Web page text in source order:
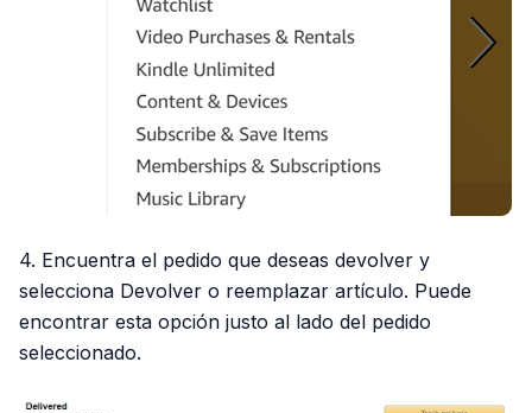
4. Encuentra el pedido que deseas devolver y
selecciona Devolver o reemplazar artículo. Puede
encontrar esta opción justo al lado del pedido
seleccionado.